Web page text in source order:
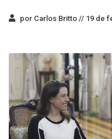
por Carlos Britto // 19 de